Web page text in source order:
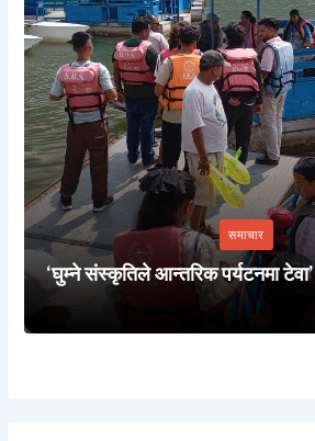
समाचार
‘घुम्ने संस्कृतिले आन्तरिक पर्यटनमा टेवा’